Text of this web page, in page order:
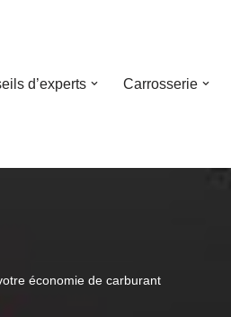
d’experts Carrosserie
économie de carburant